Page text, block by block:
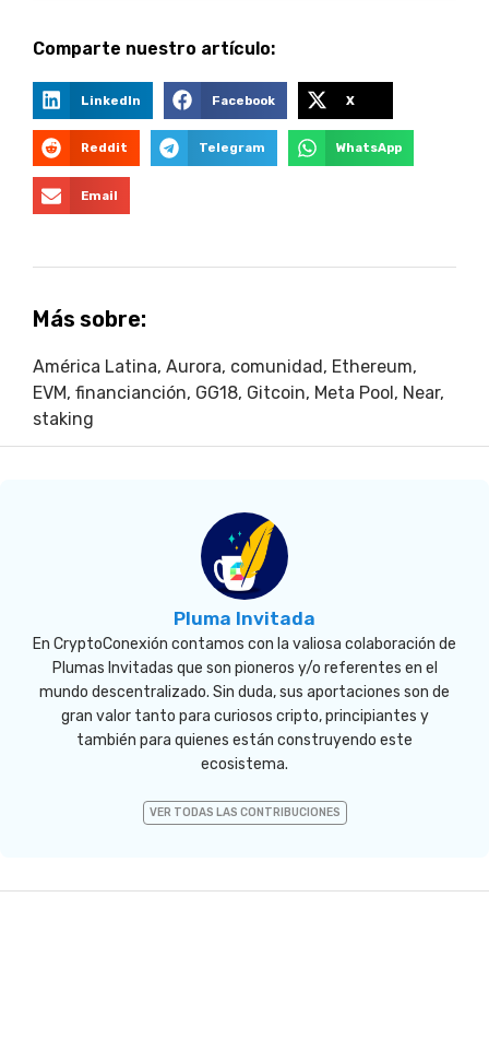
Comparte nuestro artículo:
LinkedIn Facebook X
Reddit Telegram WhatsApp
Email
Más sobre:
América Latina, Aurora, comunidad, Ethereum,
EVM, financianción, GG18, Gitcoin, Meta Pool, Near,
staking
Pluma Invitada
En CryptoConexión contamos con la valiosa colaboración de
Plumas Invitadas que son pioneros y/o referentes en el
mundo descentralizado. Sin duda, sus aportaciones son de
gran valor tanto para curiosos cripto, principiantes y
también para quienes están construyendo este
ecosistema.
VER TODAS LAS CONTRIBUCIONES